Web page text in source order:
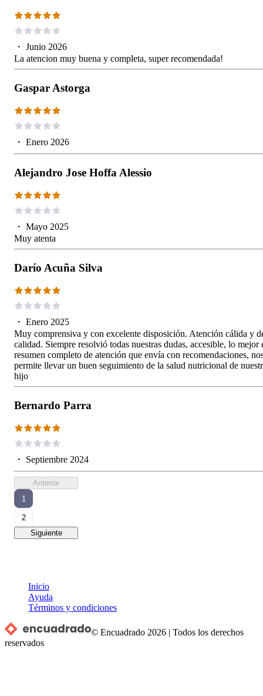
・ Junio 2026
La atencion muy buena y completa, super recomendada!
Gaspar Astorga
・ Enero 2026
Alejandro Jose Hoffa Alessio
・ Mayo 2025
Muy atenta
Darío Acuña Silva
・ Enero 2025
Muy comprensiva y con excelente disposición. Atención cálida y
calidad. Siempre resolvió todas nuestras dudas, accesible, lo mejor
resumen completo de atención que envía con recomendaciones,
permite llevar un buen seguimiento de la salud nutricional de
hijo
Bernardo Parra
・ Septiembre 2024
Anterior
1
2
Siguiente
Inicio
Ayuda
Términos y condiciones
© Encuadrado 2026 |Todos los derechos
reservados